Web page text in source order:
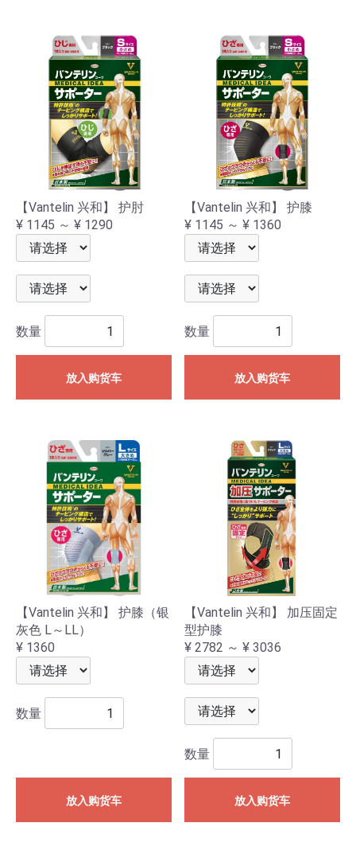
【Vantelin 兴和】 护肘
¥ 1145 ～ ¥ 1290
数量
放入购货车
【Vantelin 兴和】 护膝
¥ 1145 ～ ¥ 1360
数量
放入购货车
【Vantelin 兴和】 护膝（银
灰色 L～LL）
¥ 1360
数量
放入购货车
【Vantelin 兴和】 加压固定
型护膝
¥ 2782 ～ ¥ 3036
数量
放入购货车